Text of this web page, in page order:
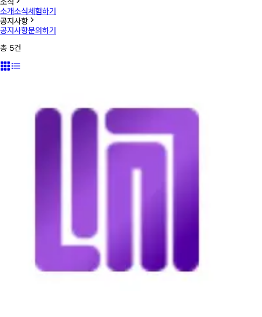
소개소식체험하기
공지사항
공지사항문의하기
총 5건